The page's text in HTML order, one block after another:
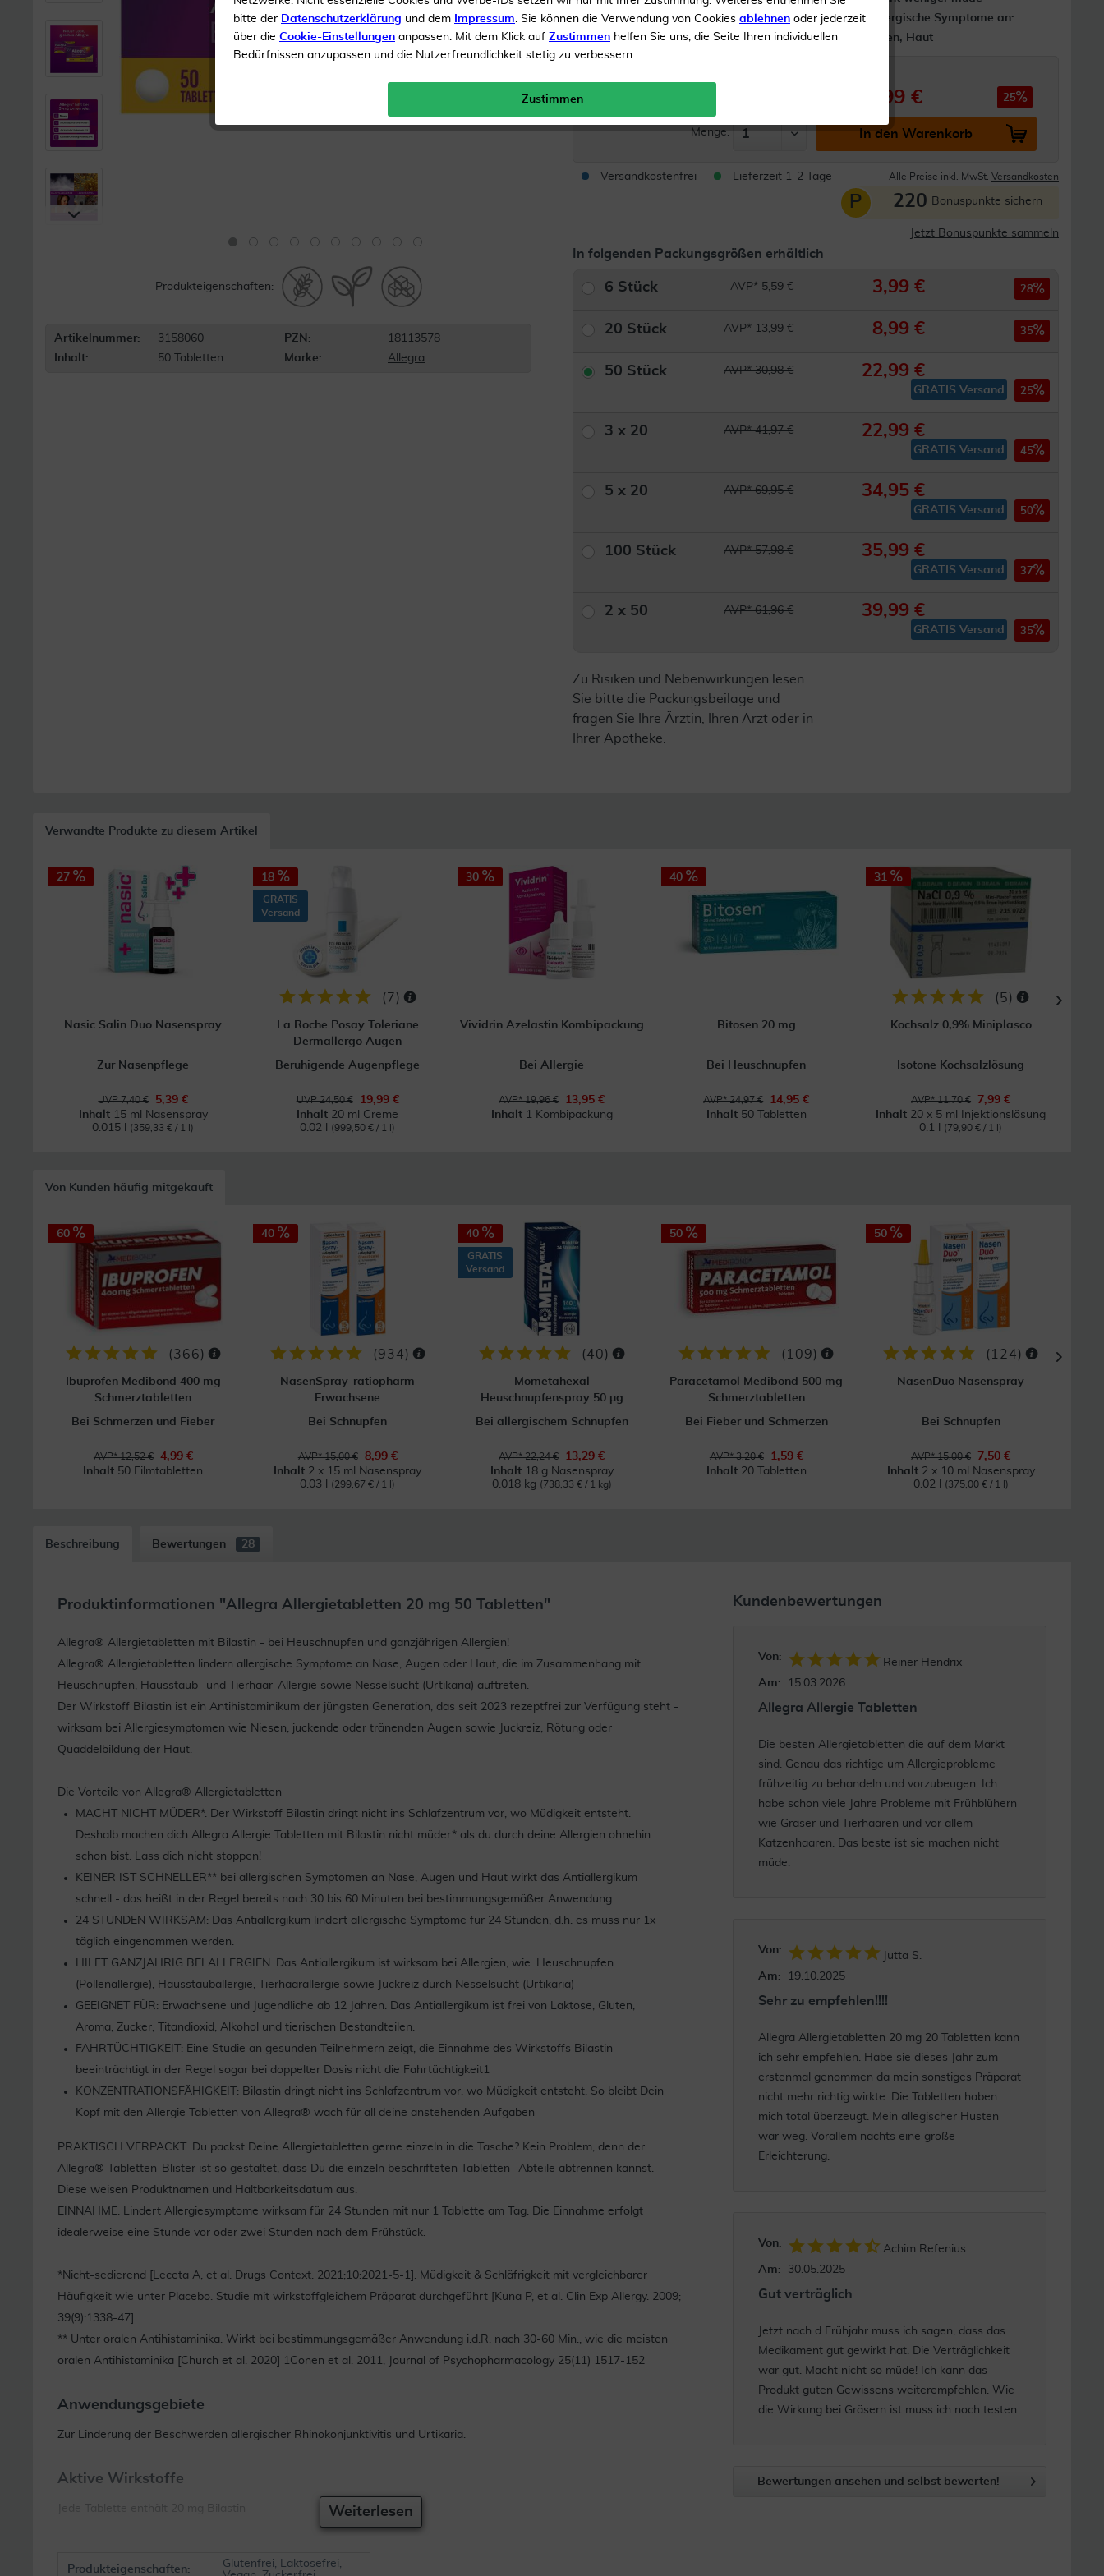
24h wirksam
Lindert allergische Symptome an:
Nase, Augen, Haut
Produkteigenschaften:
Artikelnummer: 3158060 PZN:
18113578
Inhalt:
50 Tabletten Marke: Allegra
22,99 € 25
Menge: In den Warenkorb
Versandkostenfrei Lieferzeit 1-2 Tage Alle Preise inkl. MwSt. Versandkosten
P 220 Bonuspunkte sichern
Jetzt Bonuspunkte sammeln
In folgenden Packungsgrößen erhältlich
6 Stück AVP* 5,59 € 3,99 € 28
20 Stück AVP* 13,99 € 8,99 € 35
50 Stück AVP* 30,98 € 22,99 €
GRATIS Versand 25
3 x 20 AVP* 41,97 € 22,99 €
GRATIS Versand 45
5 x 20 AVP* 69,95 € 34,95 €
GRATIS Versand 50
100 Stück AVP* 57,98 € 35,99 €
GRATIS Versand 37
2 x 50 AVP* 61,96 € 39,99 €
GRATIS Versand 35
Zu Risiken und Nebenwirkungen lesen
Sie bitte die Packungsbeilage und
fragen Sie Ihre Ärztin, Ihren Arzt oder in
Ihrer Apotheke.
Verwandte Produkte zu diesem Artikel
27
Nasic Salin Duo Nasenspray
Zur Nasenpflege
UVP 7,40 €
5,39 €
Inhalt 15 ml Nasenspray
0.015 l
(359,33 € / 1 l)
18
GRATIS
Versand
( 7 )
La Roche Posay Toleriane
Dermallergo Augen
Beruhigende Augenpflege
UVP 24,50 €
19,99 €
Inhalt 20 ml Creme
0.02 l
(999,50 € / 1 l)
30
Vividrin Azelastin Kombipackung
Bei Allergie
AVP* 19,96 €
13,95 €
Inhalt 1 Kombipackung
40
Bitosen 20 mg
Bei Heuschnupfen
AVP* 24,97 €
14,95 €
Inhalt 50 Tabletten
31
(5)
Kochsalz 0,9% Miniplasco
Isotone Kochsalzlösung
AVP* 11,70 €
7,99 €
Inhalt 20 x 5 ml Injektionslösung
0.1 l
(79,90 € / 1 l)
Von Kunden häufig mitgekauft
60
(366)
Ibuprofen Medibond 400 mg
Schmerztabletten
Bei Schmerzen und Fieber
AVP* 12,52 €
4,99 €
Inhalt 50 Filmtabletten
40
(934)
NasenSpray-ratiopharm
Erwachsene
Bei Schnupfen
AVP* 15,00 €
8,99 €
Inhalt 2 x 15 ml Nasenspray
0.03 l
(299,67 € / 1 l)
40
GRATIS
Versand
(40)
Mometahexal
Heuschnupfenspray 50 µg
Bei allergischem Schnupfen
AVP* 22,24 €
13,29 €
Inhalt 18 g Nasenspray
0.018 kg (738,33 € / 1 kg)
50
( 109)
Paracetamol Medibond 500 mg
Schmerztabletten
Bei Fieber und Schmerzen
AVP* 3,20 €
1,59 €
Inhalt 20 Tabletten
50
( 124)
NasenDuo Nasenspray
Bei Schnupfen
AVP* 15,00 €
7,50 €
Inhalt 2 x 10 ml Nasenspray
0.02 l
(375,00 € / 1 l)
Beschreibung Bewertungen 28
Produktinformationen "Allegra Allergietabletten 20 mg 50 Tabletten"
Allegra® Allergietabletten mit Bilastin - bei Heuschnupfen und ganzjährigen Allergien!
Allegra® Allergietabletten lindern allergische Symptome an Nase, Augen oder Haut, die im Zusammenhang mit
Heuschnupfen, Hausstaub- und Tierhaar-Allergie sowie Nesselsucht (Urtikaria) auftreten.
Der Wirkstoff Bilastin ist ein Antihistaminikum der jüngsten Generation, das seit 2023 rezeptfrei zur Verfügung steht -
wirksam bei Allergiesymptomen wie Niesen, juckende oder tränenden Augen sowie Juckreiz, Rötung oder
Quaddelbildung der Haut.
Die Vorteile von Allegra® Allergietabletten
MACHT NICHT MÜDER*. Der Wirkstoff Bilastin dringt nicht ins Schlafzentrum vor, wo Müdigkeit entsteht.
Deshalb machen dich Allegra Allergie Tabletten mit Bilastin nicht müder* als du durch deine Allergien ohnehin
schon bist. Lass dich nicht stoppen!
KEINER IST SCHNELLER** bei allergischen Symptomen an Nase, Augen und Haut wirkt das Antiallergikum
schnell - das heißt in der Regel bereits nach 30 bis 60 Minuten bei bestimmungsgemäßer Anwendung
24 STUNDEN WIRKSAM: Das Antiallergikum lindert allergische Symptome für 24 Stunden, d.h. es muss nur 1x
täglich eingenommen werden.
HILFT GANZJÄHRIG BEI ALLERGIEN: Das Antiallergikum ist wirksam bei Allergien, wie: Heuschnupfen
(Pollenallergie), Hausstauballergie, Tierhaarallergie sowie Juckreiz durch Nesselsucht (Urtikaria)
GEEIGNET FÜR: Erwachsene und Jugendliche ab 12 Jahren. Das Antiallergikum ist frei von Laktose, Gluten,
Aroma, Zucker, Titandioxid, Alkohol und tierischen Bestandteilen.
FAHRTÜCHTIGKEIT: Eine Studie an gesunden Teilnehmern zeigt, die Einnahme des Wirkstoffs Bilastin
beeinträchtigt in der Regel sogar bei doppelter Dosis nicht die Fahrtüchtigkeit1
KONZENTRATIONSFÄHIGKEIT: Bilastin dringt nicht ins Schlafzentrum vor, wo Müdigkeit entsteht. So bleibt Dein
Kopf mit den Allergie Tabletten von Allegra® wach für all deine anstehenden Aufgaben
PRAKTISCH VERPACKT: Du packst Deine Allergietabletten gerne einzeln in die Tasche? Kein Problem, denn der
Allegra® Tabletten-Blister ist so gestaltet, dass Du die einzeln beschrifteten Tabletten- Abteile abtrennen kannst.
Diese weisen Produktnamen und Haltbarkeitsdatum aus.
EINNAHME: Lindert Allergiesymptome wirksam für 24 Stunden mit nur 1 Tablette am Tag. Die Einnahme erfolgt
idealerweise eine Stunde vor oder zwei Stunden nach dem Frühstück.
*Nicht-sedierend [Leceta A, et al. Drugs Context. 2021;10:2021-5-1]. Müdigkeit & Schläfrigkeit mit vergleichbarer
Häufigkeit wie unter Placebo. Studie mit wirkstoffgleichem Präparat durchgeführt [Kuna P, et al. Clin Exp Allergy. 2009;
39(9):1338-47].
** Unter oralen Antihistaminika. Wirkt bei bestimmungsgemäßer Anwendung i.d.R. nach 30-60 Min., wie die meisten
oralen Antihistaminika [Church et al. 2020] 1Conen et al. 2011, Journal of Psychopharmacology 25(11) 1517-152
Anwendungsgebiete
Zur Linderung der Beschwerden allergischer Rhinokonjunktivitis und Urtikaria.
Aktive Wirkstoffe
Weiterlesen
Produkteigenschaften:
Glutenfrei, Laktosefrei,
Kundenbewertungen
Von:
Reiner Hendrix
Am:
15.03.2026
Allegra Allergie Tabletten
Die besten Allergietabletten die auf dem Markt
sind. Genau das richtige um Allergieprobleme
frühzeitig zu behandeln und vorzubeugen. Ich
habe schon viele Jahre Probleme mit Frühblühern
wie Gräser und Tierhaaren und vor allem
Katzenhaaren. Das beste ist sie machen nicht
müde.
Von:
Jutta S.
Am:
19.10.2025
Sehr zu empfehlen!!!!
Allegra Allergietabletten 20 mg 20 Tabletten kann
ich sehr empfehlen. Habe sie dieses Jahr zum
erstenmal genommen da mein sonstiges Präparat
nicht mehr richtig wirkte. Die Tabletten haben
mich total überzeugt. Mein allegischer Husten
war weg. Vorallem nachts eine große
Erleichterung.
Von:
Achim Refenius
Am:
30.05.2025
Gut verträglich
Jetzt nach d Frühjahr muss ich sagen, dass das
Medikament gut gewirkt hat. Die Verträglichkeit
war gut. Macht nicht so müde! Ich kann das
Produkt guten Gewissens weiterempfehlen. Wie
die Wirkung bei Gräsern ist muss ich noch testen.
Bewertungen ansehen und selbst bewerten!
bitte der Datenschutzerklärung und dem Impressum. Sie können die Verwendung von Cookies ablehnen oder jederzeit
über die Cookie-Einstellungen anpassen. Mit dem Klick auf Zustimmen helfen Sie uns, die Seite Ihren individuellen
Bedürfnissen anzupassen und die Nutzerfreundlichkeit stetig zu verbessern.
Zustimmen